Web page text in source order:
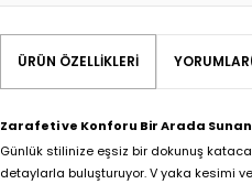
ÜRÜN ÖZELLIKLERI YORUMLAR
Zarafeti ve Konforu Bir Arada Sunan
Günlük stilinize eşsiz bir dokunuş
detaylarla buluşturuyor. V yaka kesimi